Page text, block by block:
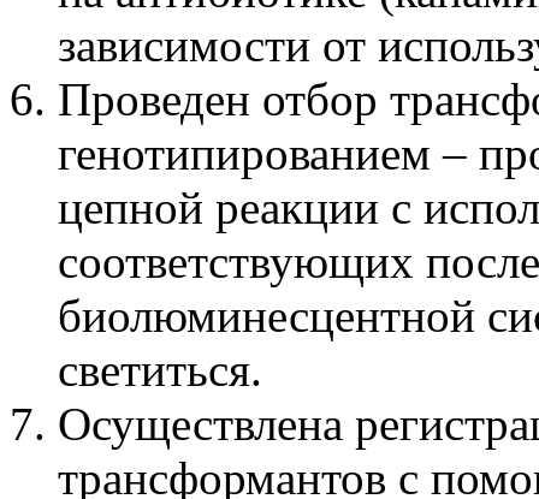
зависимости от
Проведен отбор
генотипированием –
цепной реакции с
соответствующих
биолюминесцентной
светиться.
Осуществлена
трансформантов с